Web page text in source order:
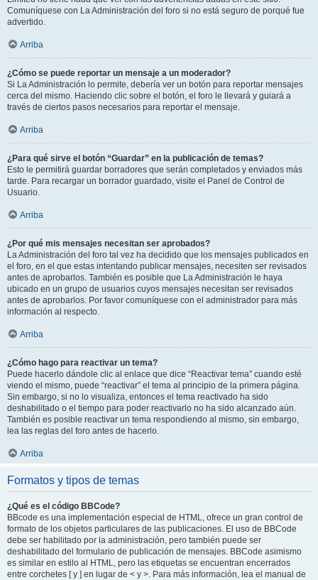
Comuníquese con La Administración del foro si no está seguro de porqué fue
advertido.
Arriba
¿Cómo se puede reportar un mensaje a un moderador?
Si La Administración lo permite, debería ver un botón para reportar mensajes
cerca del mismo. Haciendo clic sobre el botón, el foro le llevará y guiará a
través de ciertos pasos necesarios para reportar el mensaje.
Arriba
¿Para qué sirve el botón “Guardar” en la publicación de temas?
Esto le permitirá guardar borradores que serán completados y enviados más
tarde. Para recargar un borrador guardado, visite el Panel de Control de
Usuario.
Arriba
¿Por qué mis mensajes necesitan ser aprobados?
La Administración del foro tal vez ha decidido que los mensajes publicados en
el foro, en el que estas intentando publicar mensajes, necesiten ser revisados
antes de aprobarlos. También es posible que La Administración le haya
ubicado en un grupo de usuarios cuyos mensajes necesitan ser revisados
antes de aprobarlos. Por favor comuníquese con el administrador para más
información al respecto.
Arriba
¿Cómo hago para reactivar un tema?
Puede hacerlo dándole clic al enlace que dice “Reactivar tema” cuando esté
viendo el mismo, puede “reactivar” el tema al principio de la primera página.
Sin embargo, si no lo visualiza, entonces el tema reactivado ha sido
deshabilitado o el tiempo para poder reactivarlo no ha sido alcanzado aún.
También es posible reactivar un tema respondiendo al mismo, sin embargo,
lea las reglas del foro antes de hacerlo.
Arriba
Formatos y tipos de temas
¿Qué es el código BBCode?
BBcode es una implementación especial de HTML, ofrece un gran control de
formato de los objetos particulares de las publicaciones. El uso de BBCode
debe ser habilitado por la administración, pero también puede ser
deshabilitado del formulario de publicación de mensajes. BBCode asimismo
es similar en estilo al HTML, pero las etiquetas se encuentran encerrados
entre corchetes [ y ] en lugar de < y >. Para más información, lea el manual de